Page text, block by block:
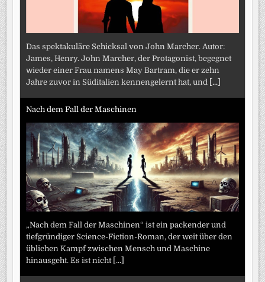
Das spektakuläre Schicksal von John Marcher. Autor:
James, Henry. John Marcher, der Protagonist, begegnet
wieder einer Frau namens May Bartram, die er zehn
Jahre zuvor in Süditalien kennengelernt hat, und
[...]
Nach dem Fall der Maschinen
„Nach dem Fall der Maschinen“ ist ein packender und
tiefgründiger Science-Fiction-Roman, der weit über den
üblichen Kampf zwischen Mensch und Maschine
hinausgeht. Es ist nicht [...]